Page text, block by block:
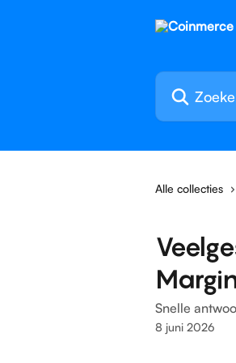
Zoeken naar
Alle collecties
Snelle
8 juni 2026